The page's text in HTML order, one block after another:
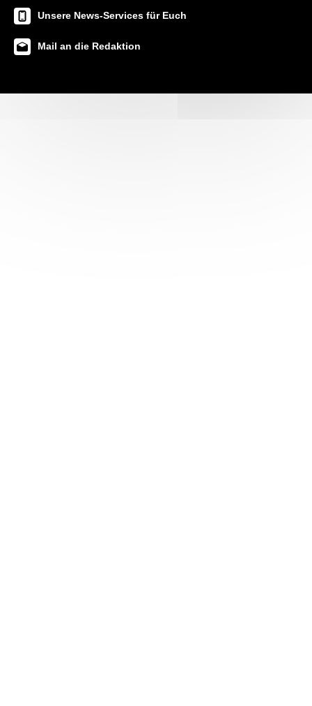
Unsere News-Services für Euch
Mail an die Redaktion